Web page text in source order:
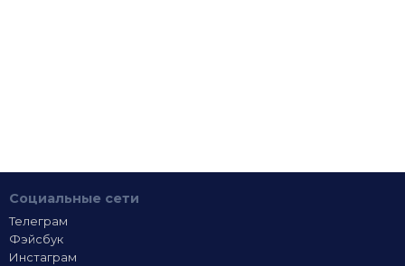
Социальные сети
Телеграм
Фэйсбук
Инстаграм